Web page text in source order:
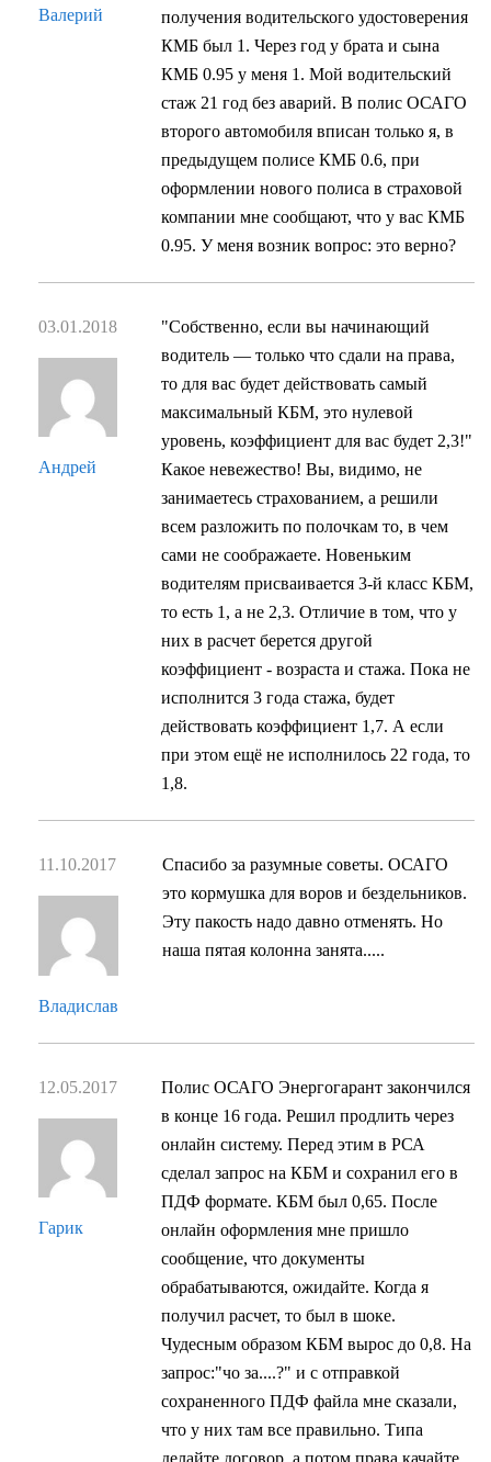
Валерий
получения водительского удостоверения
КМБ был 1. Через год у брата и сына
КМБ 0.95 у меня 1. Мой водительский
стаж 21 год без аварий. В полис ОСАГО
второго автомобиля вписан только я, в
предыдущем полисе КМБ 0.6, при
оформлении нового полиса в страховой
компании мне сообщают, что у вас КМБ
0.95. У меня возник вопрос: это верно?
03.01.2018
Андрей
"Собственно, если вы начинающий
водитель — только что сдали на права,
то для вас будет действовать самый
максимальный КБМ, это нулевой
уровень, коэффициент для вас будет 2,3!"
Какое невежество! Вы, видимо, не
занимаетесь страхованием, а решили
всем разложить по полочкам то, в чем
сами не соображаете. Новеньким
водителям присваивается 3-й класс КБМ,
то есть 1, а не 2,3. Отличие в том, что у
них в расчет берется другой
коэффициент - возраста и стажа. Пока не
исполнится 3 года стажа, будет
действовать коэффициент 1,7. А если
при этом ещё не исполнилось 22 года, то
1,8.
11.10.2017
Владислав
Спасибо за разумные советы. ОСАГО
это кормушка для воров и бездельников.
Эту пакость надо давно отменять. Но
наша пятая колонна занята.....
12.05.2017
Гарик
Полис ОСАГО Энергогарант закончился
в конце 16 года. Решил продлить через
онлайн систему. Перед этим в РСА
сделал запрос на КБМ и сохранил его в
ПДФ формате. КБМ был 0,65. После
онлайн оформления мне пришло
сообщение, что документы
обрабатываются, ожидайте. Когда я
получил расчет, то был в шоке.
Чудесным образом КБМ вырос до 0,8. На
запрос:"чо за....?" и с отправкой
сохраненного ПДФ файла мне сказали,
что у них там все правильно. Типа